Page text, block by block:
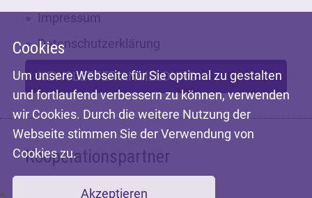
Impressum
Datenschutzerklärung
NEWSLETTER-ANMELDUNG
Kooperationspartner
Cookies
Um unsere Webseite für Sie optimal zu gestalten
und fortlaufend verbessern zu können, verwenden
wir Cookies. Durch die weitere Nutzung der
Webseite stimmen Sie der Verwendung von
Cookies zu.
Akzeptieren